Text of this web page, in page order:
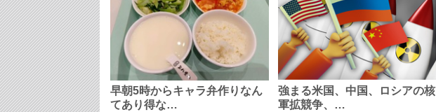
早朝5時からキャラ弁作りなん
てあり得な…
強まる米国、中国、ロシアの核
軍拡競争、…